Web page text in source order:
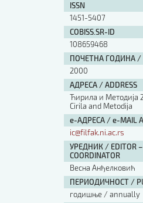
ISSN
1451-5407
COBISS.SR-ID
108659468
ПОЧЕТНА ГОДИНА /
2000
АДРЕСА / ADDRESS
Ћирила и Методија
Cirila and Metodija
е-АДРЕСА / e-MAIL
ic@filfak.ni.ac.rs
УРЕДНИК / EDITOR
COORDINATOR
Весна Анђелковић
ПЕРИОДИЧНОСТ /
годишње / annually